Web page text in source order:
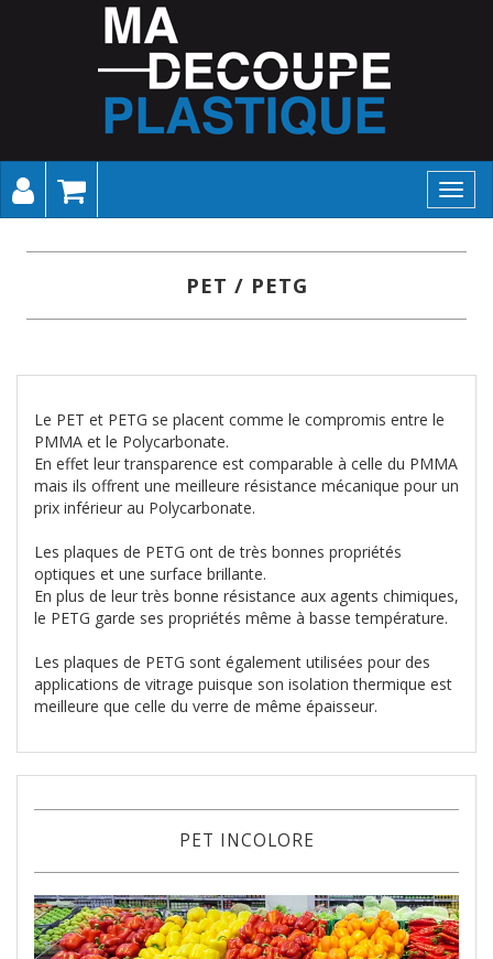
PET / PETG
Le PET et PETG se placent comme le compromis entre le
PMMA et le Polycarbonate.
En effet leur transparence est comparable à celle du PMMA
mais ils offrent une meilleure résistance mécanique pour un
prix inférieur au Polycarbonate.
Les plaques de PETG ont de très bonnes propriétés
optiques et une surface brillante.
En plus de leur très bonne résistance aux agents chimiques,
le PETG garde ses propriétés même à basse température.
Les plaques de PETG sont également utilisées pour des
applications de vitrage puisque son isolation thermique est
meilleure que celle du verre de même épaisseur.
PET INCOLORE